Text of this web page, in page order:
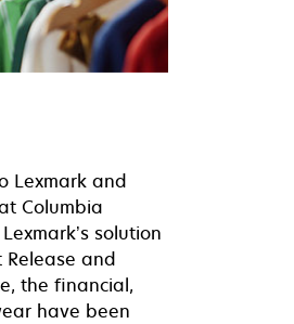
Lexmark and
Columbia
solution
and
the financial,
have been